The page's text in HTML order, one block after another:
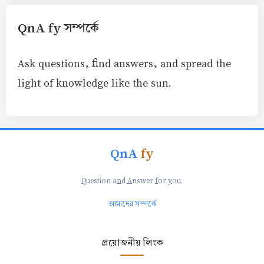
QnA fy সম্পর্কে
Ask questions, find answers, and spread the
light of knowledge like the sun.
QnAfy
Question andAnswer foryou.
আমাদের সম্পর্কে
প্রয়োজনীয় লিংক